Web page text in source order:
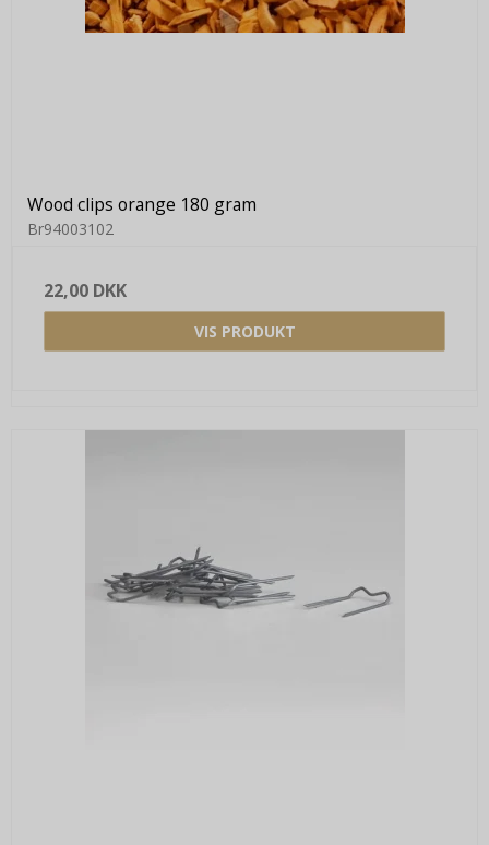
Wood clips orange 180 gram
Br94003102
22,00 DKK
VIS PRODUKT